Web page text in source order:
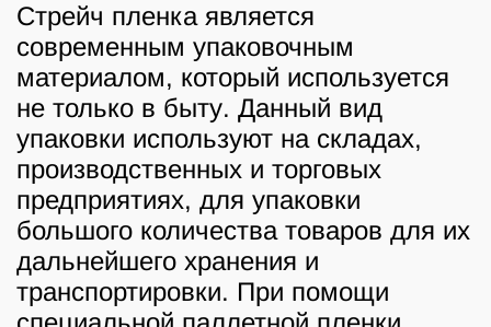
Стрейч пленка является
современным упаковочным
материалом, который используется
не только в быту. Данный вид
упаковки используют на складах,
производственных и торговых
предприятиях, для упаковки
большого количества товаров для их
дальнейшего хранения и
транспортировки. При помощи